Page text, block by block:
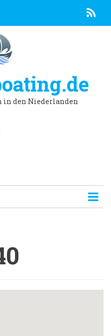
in den Niederlanden